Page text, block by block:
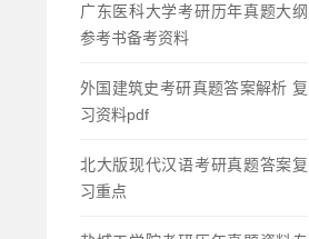
广东医科大学考研历年真题大纲
参考书备考资料
外国建筑史考研真题答案解析 复
习资料pdf
北大版现代汉语考研真题答案复
习重点